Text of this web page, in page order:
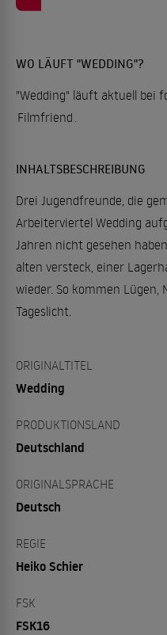
WO LÄUFT "WEDDING"?
"Wedding" läuft aktuell bei
Filmfriend
INHALTSBESCHREIBUNG
Drei Jugendfreunde, die
Arbeiterviertel Wedding
Jahren nicht gesehen
alten versteck, einer
wieder. So kommen Lügen,
Tageslicht.
ORIGINALTITEL
Wedding
PRODUKTIONSLAND
Deutschland
ORIGINALSPRACHE
Deutsch
REGIE
Heiko Schier
FSK
FSK16